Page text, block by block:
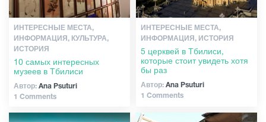
ИНТЕРЕСНЫЕ МЕСТА,
ИНФОРМАЦИЯ, КУЛЬТУРА,
ИСТОРИЯ
10 самых интересных
музеев в Тбилиси
Автор: Ana Psuturi
1 Comments
ИНТЕРЕСНЫЕ МЕСТА,
ИНФОРМАЦИЯ, ИСТОРИЯ
5 церквей в Тбилиси,
которые стоит увидеть хотя
бы раз
Автор: Ana Psuturi
1 Comments